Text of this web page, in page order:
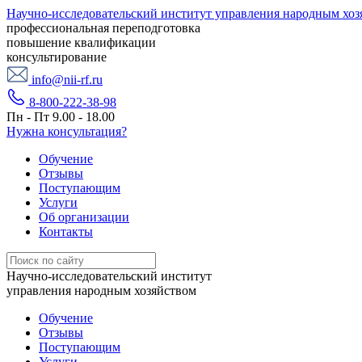
Научно-исследовательский институт управления народным
профессиональная переподготовка
повышение квалификации
консультирование
info@nii-rf.ru
8-800-222-38-98
Пн - Пт 9.00 - 18.00
Нужна консультация?
Обучение
Отзывы
Поступающим
Услуги
Об организации
Контакты
Научно-исследовательский институт
управления народным хозяйством
Обучение
Отзывы
Поступающим